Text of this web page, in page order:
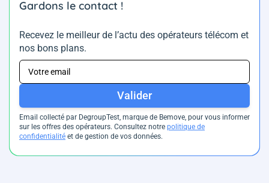
Gardons le contact !
Recevez le meilleur de l’actu des opérateurs télécom et
nos bons plans.
Valider
Email collecté par DegroupTest, marque de Bemove, pour vous informer
sur les offres des opérateurs. Consultez notre politique de
confidentialité et de gestion de vos données.